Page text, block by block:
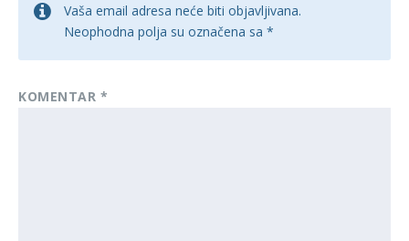
Vaša email adresa neće biti objavljivana.
Neophodna polja su označena sa *
KOMENTAR*